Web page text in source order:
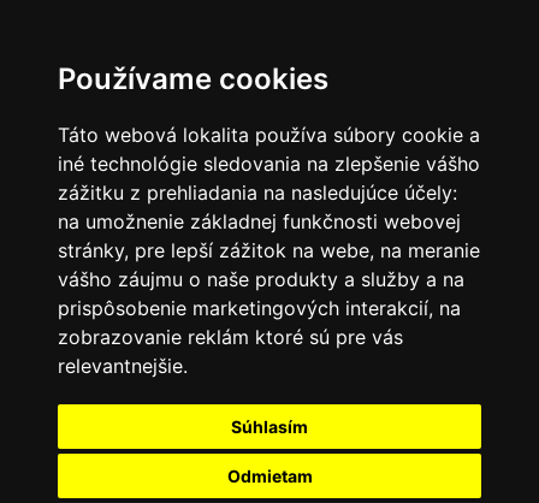
Používame cookies
Táto webová lokalita používa súbory cookie a
iné technológie sledovania na zlepšenie vášho
zážitku z prehliadania na nasledujúce účely:
na umožnenie základnej funkčnosti webovej
stránky, pre lepší zážitok na webe, na meranie
vášho záujmu o naše produkty a služby a na
prispôsobenie marketingových interakcií, na
zobrazovanie reklám ktoré sú pre vás
relevantnejšie.
Súhlasím
Odmietam